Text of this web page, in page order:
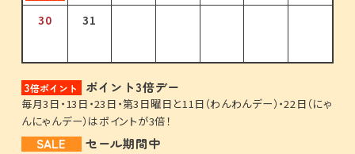
30 31
3倍ポイント ポイント3倍デー
毎月3日・13日・23日・第3日曜日と11日（わんわんデー）・22日（にゃ
んにゃんデー）はポイントが3倍！
SALE セール期間中